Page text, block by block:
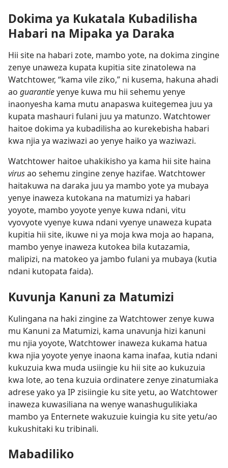
Dokima ya Kukatala Kubadilisha
Habari na Mipaka ya Daraka
Hii site na habari zote, mambo yote, na dokima zingine
zenye unaweza kupata kupitia site zinatolewa na
Watchtower, “kama vile ziko,” ni kusema, hakuna ahadi
ao guarantieyenye kuwa mu hii sehemu yenye
inaonyesha kama mutu anapaswa kuitegemea juu ya
kupata mashauri fulani juu ya matunzo. Watchtower
haitoe dokima ya kubadilisha ao kurekebisha habari
kwa njia ya waziwazi ao yenye haiko ya waziwazi.
Watchtower haitoe uhakikisho ya kama hii site haina
virusao sehemu zingine zenye hazifae. Watchtower
haitakuwa na daraka juu ya mambo yote ya mubaya
yenye inaweza kutokana na matumizi ya habari
yoyote, mambo yoyote yenye kuwa ndani, vitu
vyovyote vyenye kuwa ndani vyenye unaweza kupata
kupitia hii site, ikuwe ni ya moja kwa moja ao hapana,
mambo yenye inaweza kutokea bila kutazamia,
malipizi, na matokeo ya jambo fulani ya mubaya (kutia
ndani kutopata faida).
Kuvunja Kanuni za Matumizi
Kulingana na haki zingine za Watchtower zenye kuwa
mu Kanuni za Matumizi, kama unavunja hizi kanuni
mu njia yoyote, Watchtower inaweza kukama hatua
kwa njia yoyote yenye inaona kama inafaa, kutia ndani
kukuzuia kwa muda usiingie ku hii site ao kukuzuia
kwa lote, ao tena kuzuia ordinatere zenye zinatumiaka
adrese yako ya IP zisiingie ku site yetu, ao Watchtower
inaweza kuwasiliana na wenye wanashugulikiaka
mambo ya Enternete wakuzuie kuingia ku site yetu/ao
kukushitaki ku tribinali.
Mabadiliko